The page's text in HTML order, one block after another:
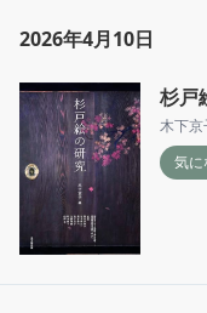
2026年4月10日
杉戸
木下京
気に